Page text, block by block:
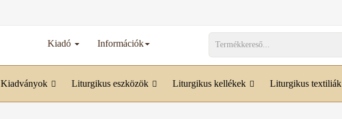
Kiadó Információk
Kiadványok Liturgikus eszközök Liturgikus kellékek Liturgikus textiliák